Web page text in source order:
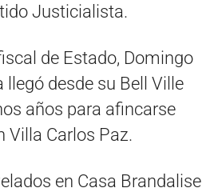
Justicialista.
de Estado, Domingo
llegó desde su Bell Ville
años para afincarse
Villa Carlos Paz.
en Casa Brandalise